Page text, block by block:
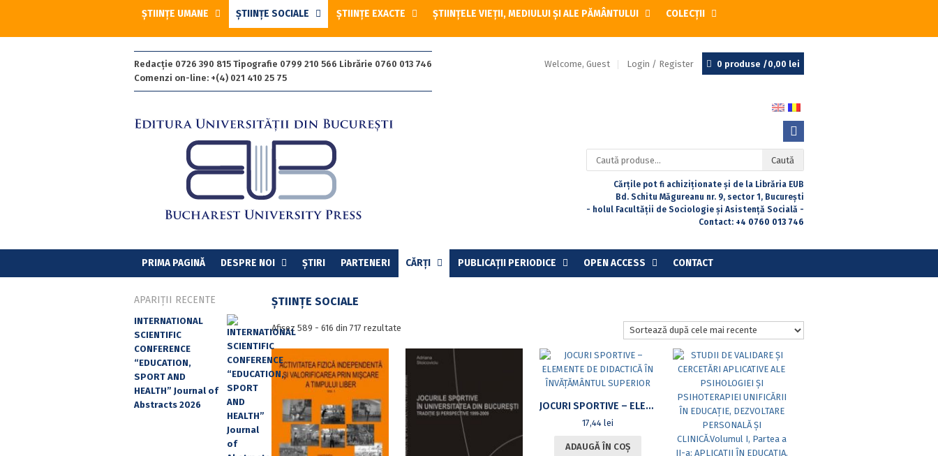
ȘTIINȚE UMANE ȘTIINȚE SOCIALE ȘTIINȚE EXACTE ȘTIINȚELE VIEȚII, MEDIULUI ȘI ALE PĂMÂNTULUI COLECȚII
Redacție 0726 390 815 Tipografie 0799 210 566 Librărie 0760 013 746
Comenzi on-line: +(4) 021 410 25 75
Welcome, Guest Login / Register 0 produse /0,00 lei
Caută
după:
Caută
Cărțile pot fi achiziționate și de la Librăria EUB
Bd. Schitu Măgureanu nr. 9, sector 1, București
- holul Facultății de Sociologie și Asistență Socială -
Contact: +4 0760 013 746
PRIMA PAGINĂ DESPRE NOI ȘTIRI PARTENERI CĂRȚI PUBLICAȚII PERIODICE OPEN ACCESS CONTACT
ȘTIINȚE SOCIALE
Afișez 589 - 616 din 717 rezultateSortat
cele
recente
JOCURI SPORTIVE – ELEMENTE DE DIDACTICĂ ÎN ÎNVĂȚĂMÂNTUL SUPERIOR
17,44 lei
ADAUGĂ ÎN COȘ
APARIȚII RECENTE
INTERNATIONAL
SCIENTIFIC
CONFERENCE
“EDUCATION,
SPORT AND
HEALTH” Journal of
Abstracts 2026